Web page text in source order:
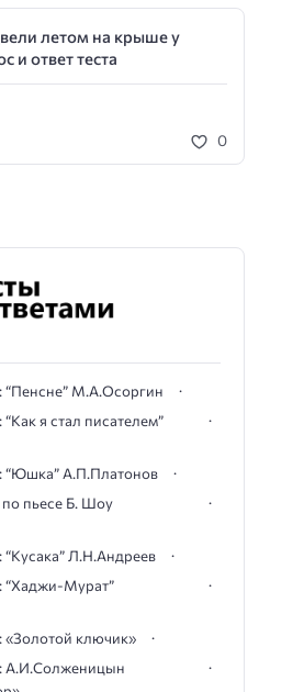
летом на крыше у
и ответ теста
0
“Пенсне” М.А.Осоргин
я стал писателем”
“Юшка” А.П.Платонов
по пьесе Б. Шоу
“Кусака” Л.Н.Андреев
“Хаджи-Мурат”
«Золотой ключик»
А.И.Солженицын